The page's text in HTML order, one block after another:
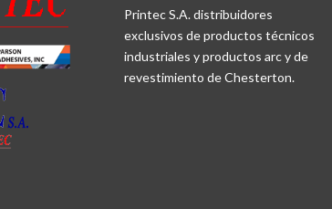
Printec S.A. distribuidores
exclusivos de productos técnicos
industriales y productos arc y de
revestimiento de Chesterton.